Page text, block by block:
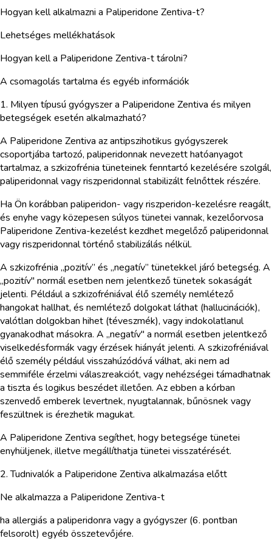
Hogyan kell alkalmazni a Paliperidone Zentiva-t?
Lehetséges mellékhatások
Hogyan kell a Paliperidone Zentiva-t tárolni?
A csomagolás tartalma és egyéb információk
1. Milyen típusú gyógyszer a Paliperidone Zentiva és milyen
betegségek esetén alkalmazható?
A Paliperidone Zentiva az antipszihotikus gyógyszerek
csoportjába tartozó, paliperidonnak nevezett hatóanyagot
tartalmaz, a szkizofrénia tüneteinek fenntartó kezelésére szolgál,
paliperidonnal vagy riszperidonnal stabilizált felnőttek részére.
Ha Ön korábban paliperidon- vagy riszperidon-kezelésre reagált,
és enyhe vagy közepesen súlyos tünetei vannak, kezelőorvosa
Paliperidone Zentiva-kezelést kezdhet megelőző paliperidonnal
vagy riszperidonnal történő stabilizálás nélkül.
A szkizofrénia „pozitív” és „negatív” tünetekkel járó betegség. A
„pozitív" normál esetben nem jelentkező tünetek sokaságát
jelenti. Például a szkizofréniával élő személy nemlétező
hangokat hallhat, és nemlétező dolgokat láthat (hallucinációk),
valótlan dolgokban hihet (téveszmék), vagy indokolatlanul
gyanakodhat másokra. A „negatív" a normál esetben jelentkező
viselkedésformák vagy érzések hiányát jelenti. A szkizofréniával
élő személy például visszahúzódóvá válhat, aki nem ad
semmiféle érzelmi válaszreakciót, vagy nehézségei támadhatnak
a tiszta és logikus beszédet illetően. Az ebben a kórban
szenvedő emberek levertnek, nyugtalannak, bűnösnek vagy
feszültnek is érezhetik magukat.
A Paliperidone Zentiva segíthet, hogy betegsége tünetei
enyhüljenek, illetve megállíthatja tünetei visszatérését.
2. Tudnivalók a Paliperidone Zentiva alkalmazása előtt
Ne alkalmazza a Paliperidone Zentiva-t
ha allergiás a paliperidonra vagy a gyógyszer (6. pontban
felsorolt) egyéb összetevőjére.